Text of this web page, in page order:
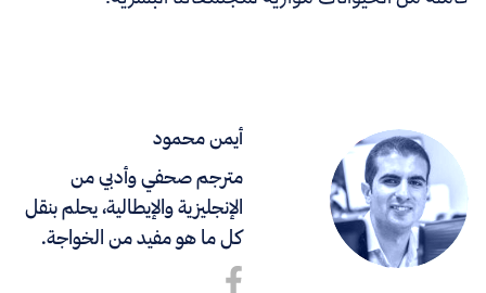
أيمن محمود
مترجم صحفي وأدبي من
الإنجليزية والإيطالية، يحلم بنقل
كل ما هو مفيد من الخواجة.